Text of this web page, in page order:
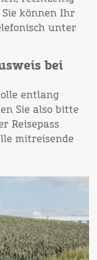
können Ihr
unter
bei
entlang
Sie also bitte
Reisepass
mitreisende